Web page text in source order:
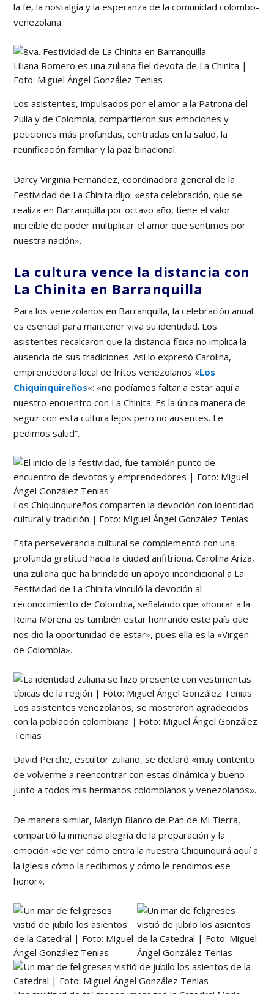
la fe, la nostalgia y la esperanza de la comunidad colombo-
venezolana.
Liliana Romero es una zuliana fiel devota de La Chinita |
Foto: Miguel Ángel González Tenias
Los asistentes, impulsados por el amor a la Patrona del
Zulia y de Colombia, compartieron sus emociones y
peticiones más profundas, centradas en la salud, la
reunificación familiar y la paz binacional.
Darcy Virginia Fernandez, coordinadora general de la
Festividad de La Chinita dijo: «esta celebración, que se
realiza en Barranquilla por octavo año, tiene el valor
increíble de poder multiplicar el amor que sentimos por
nuestra nación».
La cultura vence la distancia con
La Chinita en Barranquilla
Para los venezolanos en Barranquilla, la celebración anual
es esencial para mantener viva su identidad. Los
asistentes recalcaron que la distancia física no implica la
ausencia de sus tradiciones. Así lo expresó Carolina,
emprendedora local de fritos venezolanos «Los
Chiquinquireños«: «no podíamos faltar a estar aquí a
nuestro encuentro con La Chinita. Es la única manera de
seguir con esta cultura lejos pero no ausentes. Le
pedimos salud”.
Los Chiquinquireños comparten la devoción con identidad
cultural y tradición | Foto: Miguel Ángel González Tenias
Esta perseverancia cultural se complementó con una
profunda gratitud hacia la ciudad anfitriona. Carolina Ariza,
una zuliana que ha brindado un apoyo incondicional a La
Festividad de La Chinita vinculó la devoción al
reconocimiento de Colombia, señalando que «honrar a la
Reina Morena es también estar honrando este país que
nos dio la oportunidad de estar», pues ella es la «Virgen
de Colombia».
Los asistentes venezolanos, se mostraron agradecidos
con la población colombiana | Foto: Miguel Ángel González
Tenias
David Perche, escultor zuliano, se declaró «muy contento
de volverme a reencontrar con estas dinámica y bueno
junto a todos mis hermanos colombianos y venezolanos».
De manera similar, Marlyn Blanco de Pan de Mi Tierra,
compartió la inmensa alegría de la preparación y la
emoción «de ver cómo entra la nuestra Chiquinquirá aquí a
la iglesia cómo la recibimos y cómo le rendimos ese
honor».